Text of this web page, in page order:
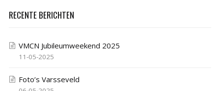
RECENTE BERICHTEN
VMCN Jubileumweekend 2025
11-05-2025
Foto’s Varsseveld